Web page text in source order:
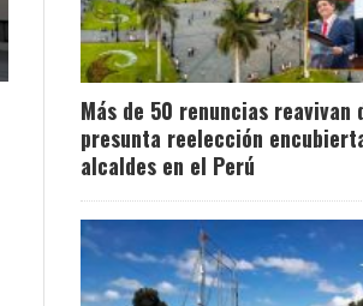
Más de 50 renuncias reavivan
presunta reelección
alcaldes en el Perú